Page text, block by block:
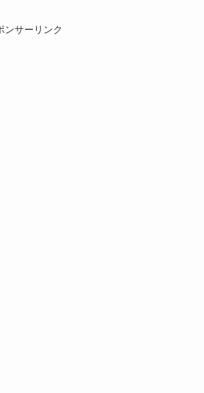
ンサーリンク